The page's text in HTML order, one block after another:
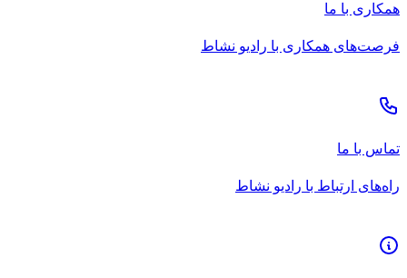
همکاری با ما
فرصت‌های همکاری با رادیو نشاط
تماس با ما
راه‌های ارتباط با رادیو نشاط